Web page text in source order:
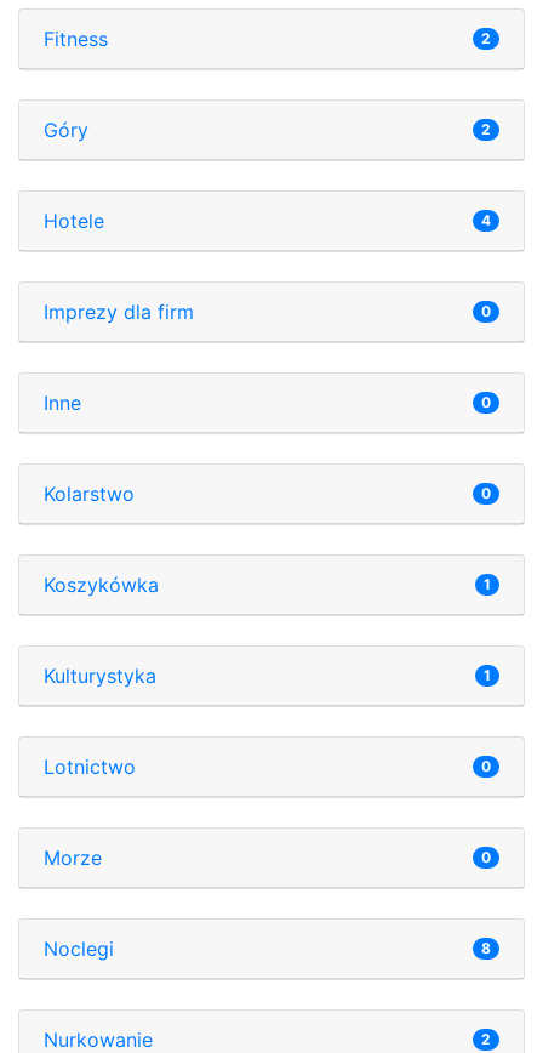
Fitness 2
Góry 2
Hotele 4
Imprezy dla firm 0
Inne 0
Kolarstwo 0
Koszykówka 1
Kulturystyka 1
Lotnictwo 0
Morze 0
Noclegi 8
Nurkowanie 2